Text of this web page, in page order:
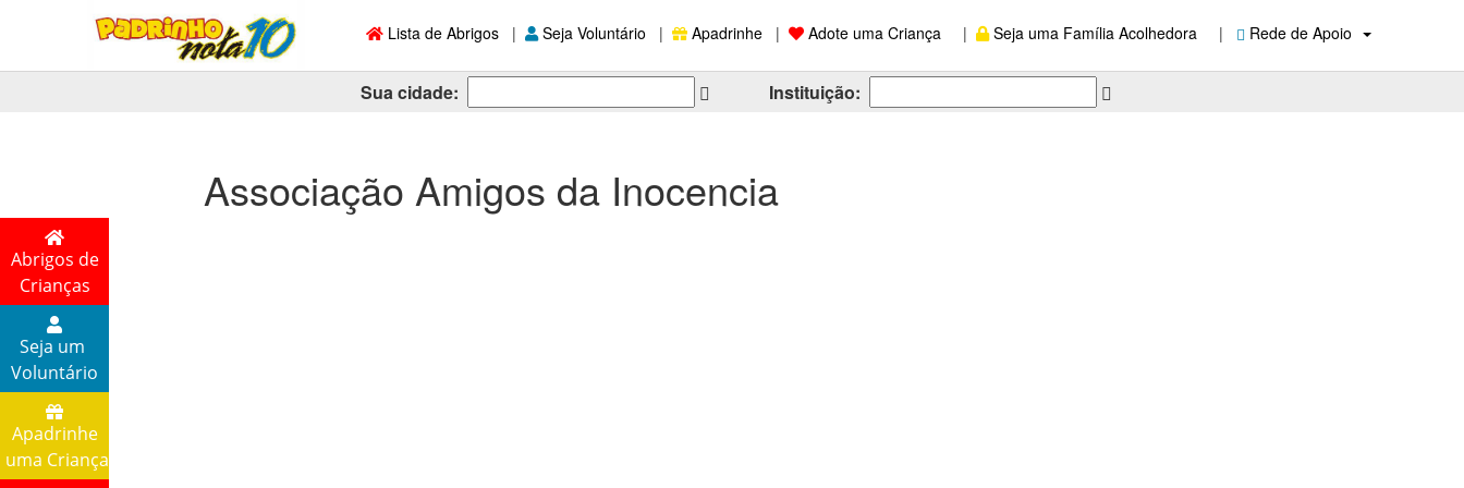
Lista de Abrigos | Seja Voluntário | Apadrinhe | Adote uma Criança | Seja uma Família Acolhedora | Rede de Apoio
Sua cidade: Instituição:
Abrigos de
Crianças
Seja um
Voluntário
Apadrinhe
uma Criança
Associação Amigos da Inocencia